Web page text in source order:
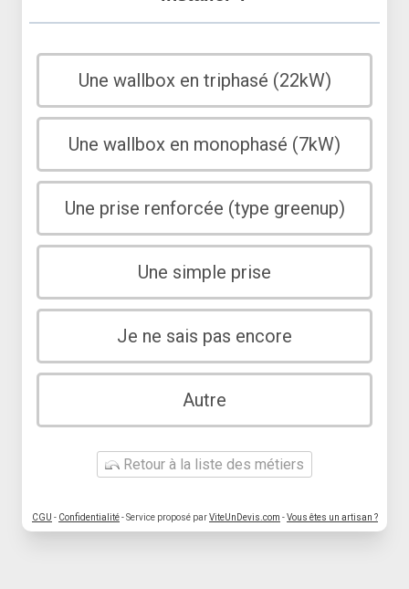
Une wallbox en triphasé (22kW)
Une wallbox en monophasé (7kW)
Une prise renforcée (type greenup)
Une simple prise
Je ne sais pas encore
Autre
Retour à la liste des métiers
CGU - Confidentialité- Service proposé parViteUnDevis.com -Vous êtes un artisan ?